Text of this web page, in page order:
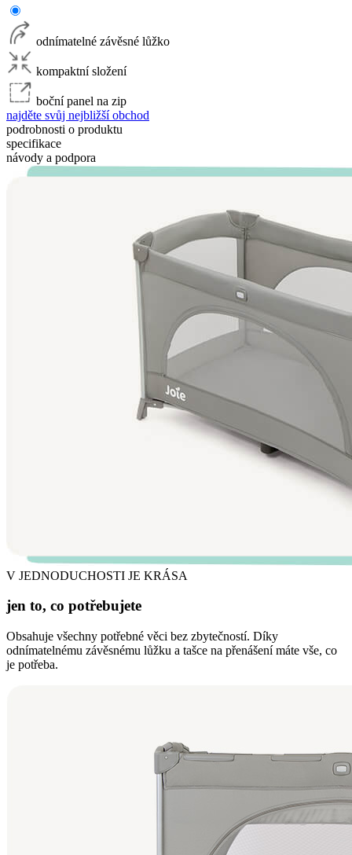
odnímatelné závěsné lůžko
kompaktní složení
boční panel na zip
najděte svůj nejbližší obchod
podrobnosti o produktu
specifikace
návody a podpora
V JEDNODUCHOSTI JE KRÁSA
jen to, co potřebujete
Obsahuje všechny potřebné věci bez zbytečností. Díky
odnímatelnému závěsnému lůžku a tašce na přenášení máte vše, co
je potřeba.